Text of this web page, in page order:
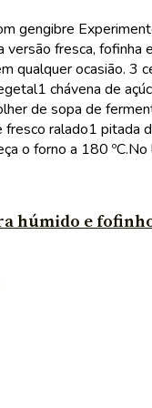
gengibre
versão fresca, fofinha
qualquer ocasião. 3
chávena de
de sopa de
fresco ralado1 pitada
o forno a 180 ºC.No
húmido e